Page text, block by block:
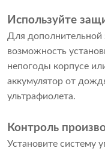
Используйте
Для дополнительной
возможность
непогоды корпусе
аккумулятор от
ультрафиолета.
Контроль
Установите систему